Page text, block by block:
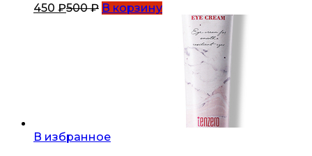
450 ₽500₽ В корзину
В избранное